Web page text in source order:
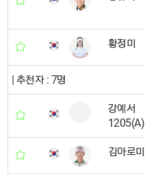
황정미
| 추천자 : 7명
강예서
1205(A)
김아로미